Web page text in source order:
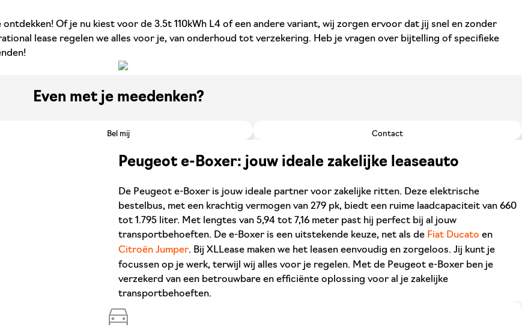
Of je nu kiest voor de 3.5t 110kWh L4 of een andere variant, wij zorgen ervoor dat jij snel en zonder
lease regelen we alles voor je, van onderhoud tot verzekering. Heb je vragen over bijtelling of specifieke
Even met je meedenken?
Bel mij Contact
Peugeot e-Boxer: jouw ideale zakelijke leaseauto
De Peugeot e-Boxer is jouw ideale partner voor zakelijke ritten. Deze elektrische
bestelbus, met een krachtig vermogen van 279 pk, biedt een ruime laadcapaciteit van 660
tot 1.795 liter. Met lengtes van 5,94 tot 7,16 meter past hij perfect bij al jouw
transportbehoeften. De e-Boxer is een uitstekende keuze, net als de Fiat Ducato en
Citroën Jumper. Bij XLLease maken we het leasen eenvoudig en zorgeloos. Jij kunt je
focussen op je werk, terwijl wij alles voor je regelen. Met de Peugeot e-Boxer ben je
verzekerd van een betrouwbare en efficiënte oplossing voor al je zakelijke
transportbehoeften.